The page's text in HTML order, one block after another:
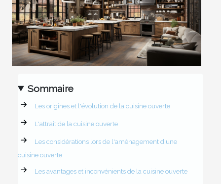
Sommaire
Les origines et l'évolution de la cuisine ouverte
L'attrait de la cuisine ouverte
Les considérations lors de l'aménagement d'une
cuisine ouverte
Les avantages et inconvénients de la cuisine ouverte